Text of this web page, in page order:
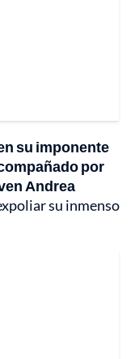
su imponente
por
Andrea
su inmenso